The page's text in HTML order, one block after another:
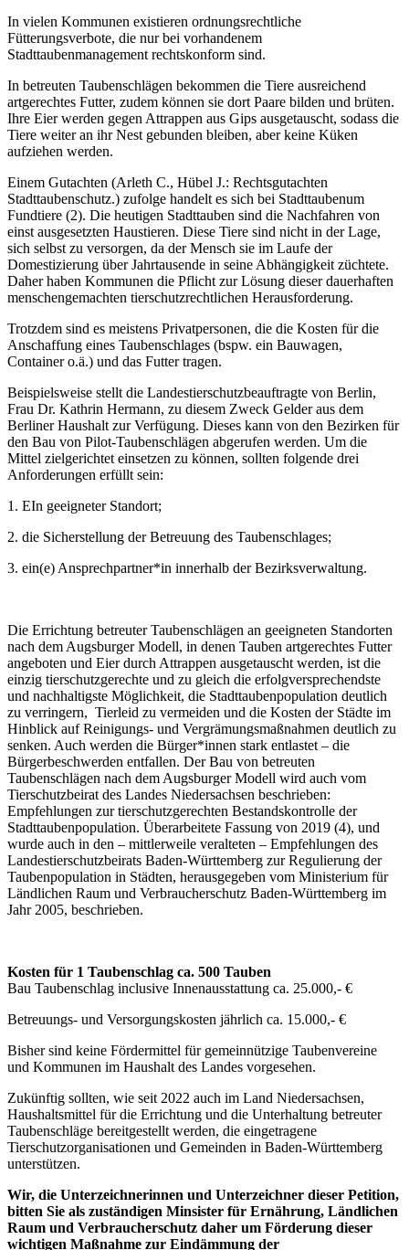
In vielen Kommunen existieren ordnungsrechtliche
Fütterungsverbote, die nur bei vorhandenem
Stadttaubenmanagement rechtskonform sind.
In betreuten Taubenschlägen bekommen die Tiere ausreichend
artgerechtes Futter, zudem können sie dort Paare bilden und brüten.
Ihre Eier werden gegen Attrappen aus Gips ausgetauscht, sodass die
Tiere weiter an ihr Nest gebunden bleiben, aber keine Küken
aufziehen werden.
Einem Gutachten (Arleth C., Hübel J.: Rechtsgutachten
Stadttaubenschutz.) zufolge handelt es sich bei Stadttaubenum
Fundtiere (2). Die heutigen Stadttauben sind die Nachfahren von
einst ausgesetzten Haustieren. Diese Tiere sind nicht in der Lage,
sich selbst zu versorgen, da der Mensch sie im Laufe der
Domestizierung über Jahrtausende in seine Abhängigkeit züchtete.
Daher haben Kommunen die Pflicht zur Lösung dieser dauerhaften
menschengemachten tierschutzrechtlichen Herausforderung.
Trotzdem sind es meistens Privatpersonen, die die Kosten für die
Anschaffung eines Taubenschlages (bspw. ein Bauwagen,
Container o.ä.) und das Futter tragen.
Beispielsweise stellt die Landestierschutzbeauftragte von Berlin,
Frau Dr. Kathrin Hermann, zu diesem Zweck Gelder aus dem
Berliner Haushalt zur Verfügung. Dieses kann von den Bezirken für
den Bau von Pilot-Taubenschlägen abgerufen werden. Um die
Mittel zielgerichtet einsetzen zu können, sollten folgende drei
Anforderungen erfüllt sein:
1. EIn geeigneter Standort;
2. die Sicherstellung der Betreuung des Taubenschlages;
3. ein(e) Ansprechpartner*in innerhalb der Bezirksverwaltung.
Die Errichtung betreuter Taubenschlägen an geeigneten Standorten
nach dem Augsburger Modell, in denen Tauben artgerechtes Futter
angeboten und Eier durch Attrappen ausgetauscht werden, ist die
einzig tierschutzgerechte und zu gleich die erfolgversprechendste
und nachhaltigste Möglichkeit, die Stadttaubenpopulation deutlich
zu verringern, Tierleid zu vermeiden und die Kosten der Städte im
Hinblick auf Reinigungs- und Vergrämungsmaßnahmen deutlich zu
senken. Auch werden die Bürger*innen stark entlastet – die
Bürgerbeschwerden entfallen. Der Bau von betreuten
Taubenschlägen nach dem Augsburger Modell wird auch vom
Tierschutzbeirat des Landes Niedersachsen beschrieben:
Empfehlungen zur tierschutzgerechten Bestandskontrolle der
Stadttaubenpopulation. Überarbeitete Fassung von 2019 (4), und
wurde auch in den – mittlerweile veralteten – Empfehlungen des
Landestierschutzbeirats Baden-Württemberg zur Regulierung der
Taubenpopulation in Städten, herausgegeben vom Ministerium für
Ländlichen Raum und Verbraucherschutz Baden-Württemberg im
Jahr 2005, beschrieben.
Kosten für 1 Taubenschlag ca. 500 Tauben
Bau Taubenschlag inclusive Innenausstattung ca. 25.000,- €
Betreuungs- und Versorgungskosten jährlich ca. 15.000,- €
Bisher sind keine Fördermittel für gemeinnützige Taubenvereine
und Kommunen im Haushalt des Landes vorgesehen.
Zukünftig sollten, wie seit 2022 auch im Land Niedersachsen,
Haushaltsmittel für die Errichtung und die Unterhaltung betreuter
Taubenschläge bereitgestellt werden, die eingetragene
Tierschutzorganisationen und Gemeinden in Baden-Württemberg
unterstützen.
Wir, die Unterzeichnerinnen und Unterzeichner dieser Petition,
bitten Sie als zuständigen Minsister für Ernährung, Ländlichen
Raum und Verbraucherschutz daher um Förderung dieser
wichtigen Maßnahme zur Eindämmung der